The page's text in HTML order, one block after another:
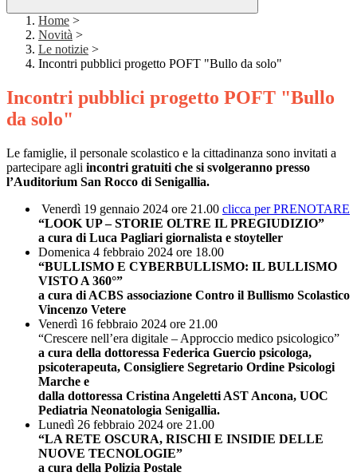
Home >
Novità >
Le notizie >
Incontri pubblici progetto POFT "Bullo da solo"
Incontri pubblici progetto POFT "Bullo
da solo"
Le famiglie, il personale scolastico e la cittadinanza sono invitati a
partecipare agli incontri gratuiti che si svolgeranno presso
l’Auditorium San Rocco di Senigallia.
Venerdì 19 gennaio 2024 ore 21.00 clicca per PRENOTARE
“LOOK UP – STORIE OLTRE IL PREGIUDIZIO”
a cura di Luca Pagliari giornalista e stoyteller
Domenica 4 febbraio 2024 ore 18.00
“BULLISMO E CYBERBULLISMO: IL BULLISMO
VISTO A 360°”
a cura di ACBS associazione Contro il Bullismo Scolastico
Vincenzo Vetere
Venerdì 16 febbraio 2024 ore 21.00
“Crescere nell’era digitale – Approccio medico psicologico”
a cura della dottoressa Federica Guercio psicologa,
psicoterapeuta, Consigliere Segretario Ordine Psicologi
Marche e
dalla dottoressa Cristina Angeletti AST Ancona, UOC
Pediatria Neonatologia Senigallia.
Lunedì 26 febbraio 2024 ore 21.00
“LA RETE OSCURA, RISCHI E INSIDIE DELLE
NUOVE TECNOLOGIE”
a cura della Polizia Postale